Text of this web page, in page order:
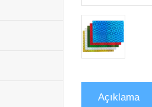
Açıklama